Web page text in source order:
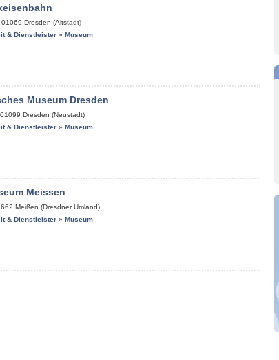
01069 Dresden (Altstadt)
& Dienstleister » Museum
Museum Dresden
01099 Dresden (Neustadt)
& Dienstleister » Museum
Meissen
Meißen (Dresdner Umland)
& Dienstleister » Museum